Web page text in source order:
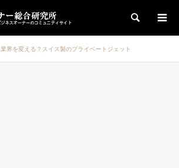
検索
業界を変える？スイス製のプライベートジェット